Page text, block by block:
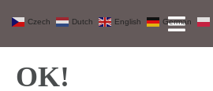
OK!
Czech Dutch English German